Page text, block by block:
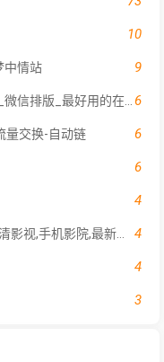
10
中情站 9
6
量交换-自动链 6
6
4
4
4
3